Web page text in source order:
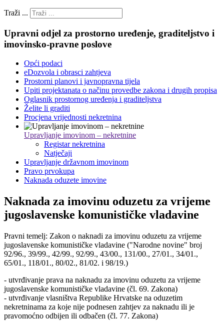
Traži ...
Upravni odjel za prostorno uređenje, graditeljstvo i
imovinsko-pravne poslove
Opći podaci
eDozvola i obrasci zahtjeva
Prostorni planovi i javnopravna tijela
Upiti projektanata o načinu provedbe zakona i drugih propisa
Oglasnik prostornog uređenja i graditeljstva
Želite li graditi
Procjena vrijednosti nekretnina
Upravljanje imovinom – nekretnine
Registar nekretnina
Natječaji
Upravljanje državnom imovinom
Pravo prvokupa
Naknada oduzete imovine
Naknada za imovinu oduzetu za vrijeme
jugoslavenske komunističke vladavine
Pravni temelj: Zakon o naknadi za imovinu oduzetu za vrijeme
jugoslavenske komunističke vladavine ("Narodne novine" broj
92/96., 39/99., 42/99., 92/99., 43/00., 131/00., 27/01., 34/01.,
65/01., 118/01., 80/02., 81/02. i 98/19.)
- utvrđivanje prava na naknadu za imovinu oduzetu za vrijeme
jugoslavenske komunističke vladavine (čl. 69. Zakona)
- utvrđivanje vlasništva Republike Hrvatske na oduzetim
nekretninama za koje nije podnesen zahtjev za naknadu ili je
pravomoćno odbijen ili odbačen (čl. 77. Zakona)